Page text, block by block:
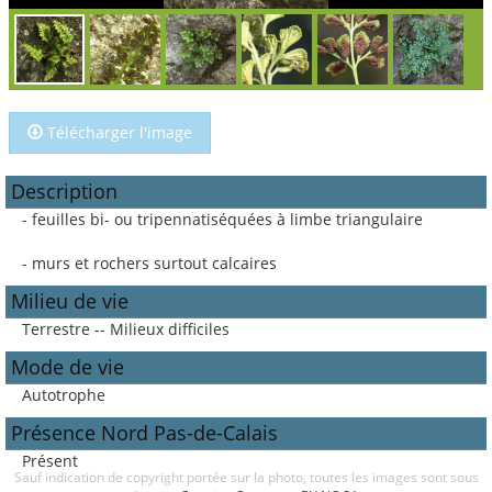
Télécharger l'image
Description
- feuilles bi- ou tripennatiséquées à limbe triangulaire
- murs et rochers surtout calcaires
Milieu de vie
Terrestre -- Milieux difficiles
Mode de vie
Autotrophe
Présence Nord Pas-de-Calais
Présent
Sauf indication de copyright portée sur la photo, toutes les images sont sous